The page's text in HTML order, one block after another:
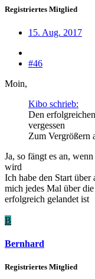
Registriertes Mitglied
15. Aug. 2017
#46
Moin,
Kibo schrieb:
Den
vergessen
Zum Vergrößern
Ja, so fängt es an,
wird
Ich habe den Start
mich jedes Mal über
erfolgreich gelandet ist
B
Bernhard
Registriertes Mitglied